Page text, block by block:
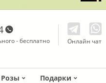
- бесплатно Онлайн чат
Розы Подарки